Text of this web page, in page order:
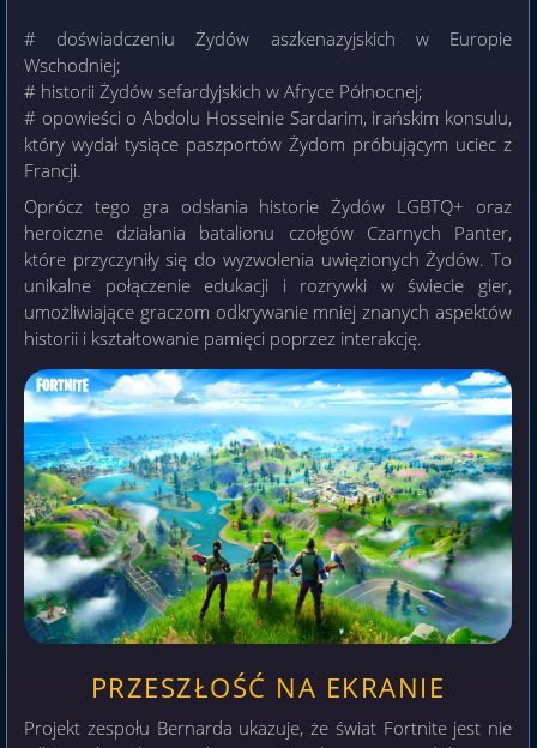
# doświadczeniu Żydów aszkenazyjskich w Europie
Wschodniej;
# historii Żydów sefardyjskich w Afryce Północnej;
# opowieści o Abdolu Hosseinie Sardarim, irańskim konsulu,
który wydał tysiące paszportów Żydom próbującym uciec z
Francji.
Oprócz tego gra odsłania historie Żydów LGBTQ+ oraz
heroiczne działania batalionu czołgów Czarnych Panter,
które przyczyniły się do wyzwolenia uwięzionych Żydów. To
unikalne połączenie edukacji i rozrywki w świecie gier,
umożliwiające graczom odkrywanie mniej znanych aspektów
historii i kształtowanie pamięci poprzez interakcję.
PRZESZŁOŚĆ NA EKRANIE
Projekt zespołu Bernarda ukazuje, że świat Fortnite jest nie